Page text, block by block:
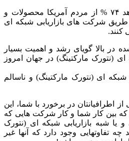
همچنین آمارها نشان می دهد ۷۴ % از مردم آمریکا محصولات و
طریق شرکت های بازاریابی شبکه ای
کنند.
در بالا گویای رشد و اهمیت بسیار
ای (نتورک مارکتینگ) در جهان امروز
ای (نتورک مارکتینگ) و ناسالم
اطرافیانتان در برخورد با شما، این
بین کار شما و کار شرکت هایی که
یا شبه بازاریابی شبکه ای (نتورک
تفاوتهایی وجود دارد که آنها غیر